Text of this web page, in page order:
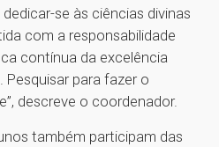
se às ciências divinas
com a responsabilidade
contínua da excelência
para fazer o
descreve o coordenador.
também participam das